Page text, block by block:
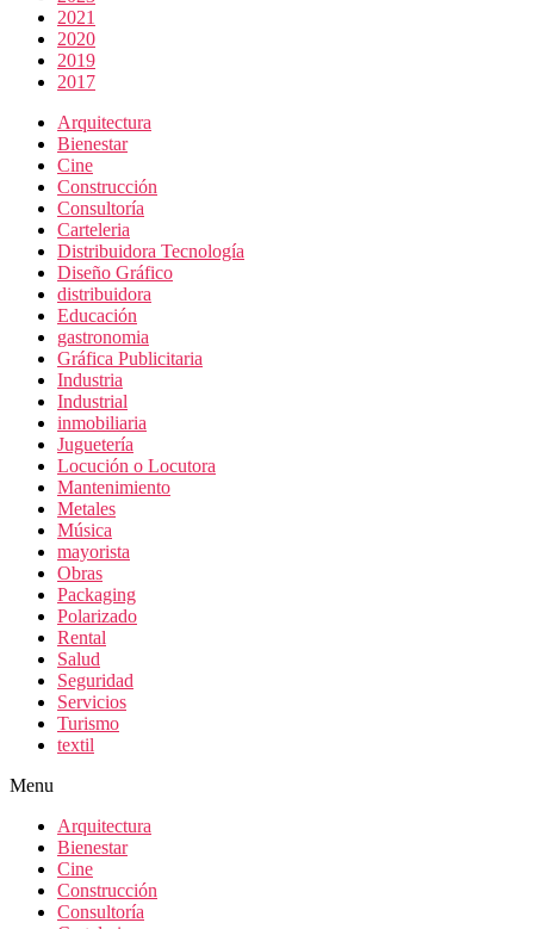
2021
2020
2019
2017
Arquitectura
Bienestar
Cine
Construcción
Consultoría
Carteleria
Distribuidora Tecnología
Diseño Gráfico
distribuidora
Educación
gastronomia
Gráfica Publicitaria
Industria
Industrial
inmobiliaria
Juguetería
Locución o Locutora
Mantenimiento
Metales
Música
mayorista
Obras
Packaging
Polarizado
Rental
Salud
Seguridad
Servicios
Turismo
textil
Menu
Arquitectura
Bienestar
Cine
Construcción
Consultoría